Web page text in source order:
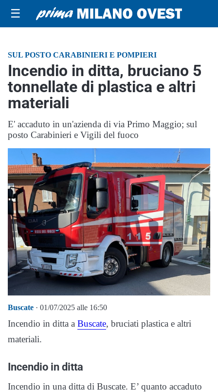
☰
SUL POSTO CARABINIERI E POMPIERI
Incendio in ditta, bruciano 5
tonnellate di plastica e altri
materiali
E' accaduto in un'azienda di via Primo Maggio; sul
posto Carabinieri e Vigili del fuoco
Buscate · 01/07/2025 alle 16:50
Incendio in ditta a Buscate, bruciati plastica e altri
materiali.
Incendio in ditta
Incendio in una ditta di Buscate. E’ quanto accaduto